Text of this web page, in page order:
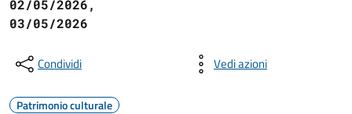
02/05/2026,
03/05/2026
Condividi Vedi azioni
Patrimonio culturale